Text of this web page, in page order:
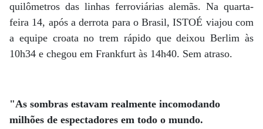
quilômetros das linhas ferroviárias alemãs. Na quarta-
feira 14, após a derrota para o Brasil, ISTOÉ viajou com
a equipe croata no trem rápido que deixou Berlim às
10h34 e chegou em Frankfurt às 14h40. Sem atraso.
"As sombras estavam realmente incomodando
milhões de espectadores em todo o mundo.